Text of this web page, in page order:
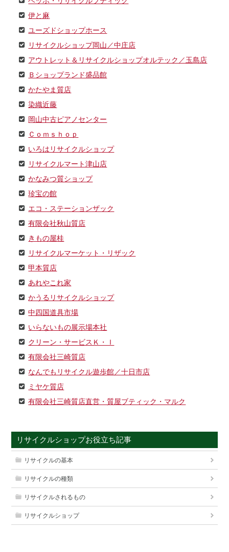
伊と麻
ユーズドショップホース
リサイクルショップ岡山／中庄店
アウトレット＆リサイクルショップオルテック／玉島店
Ｂショップランド盛品館
かたやま質店
染織近藤
岡山中古ピアノセンター
Ｃｏｍｓｈｏｐ
いろはリサイクルショップ
リサイクルマート津山店
かなみつ質ショップ
珍宝の館
エコ・ステーションザック
有限会社秋山質店
きもの屋桂
リサイクルマーケット・リザック
甲本質店
あれやこれ家
かうるリサイクルショップ
中四国道具市場
いらないもの展示場本社
クリーン・サービスＫ・Ｉ
有限会社三崎質店
なんでもリサイクル遊歩館／十日市店
ミヤケ質店
有限会社三崎質店直営・質屋ブティック・マルク
リサイクルショップお役立ち記事
リサイクルの基本
リサイクルの種類
リサイクルされるもの
リサイクルショップ